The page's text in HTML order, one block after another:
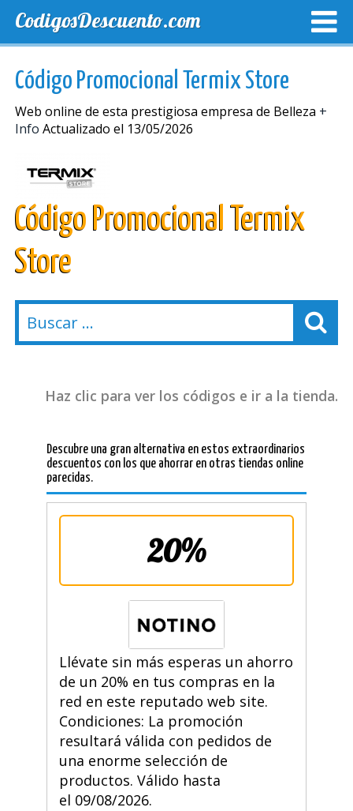
CodigosDescuento.com
Código Promocional Termix Store
Web online de esta prestigiosa empresa de Belleza +
Info Actualizado el 13/05/2026
Código Promocional Termix
Store
Haz clic para ver los códigos e ir a la tienda.
Descubre una gran alternativa en estos extraordinarios
descuentos con los que ahorrar en otras tiendas online
parecidas.
20%
Llévate sin más esperas un ahorro
de un 20% en tus compras en la
red en este reputado web site.
Condiciones: La promoción
resultará válida con pedidos de
una enorme selección de
productos. Válido hasta
el 09/08/2026.